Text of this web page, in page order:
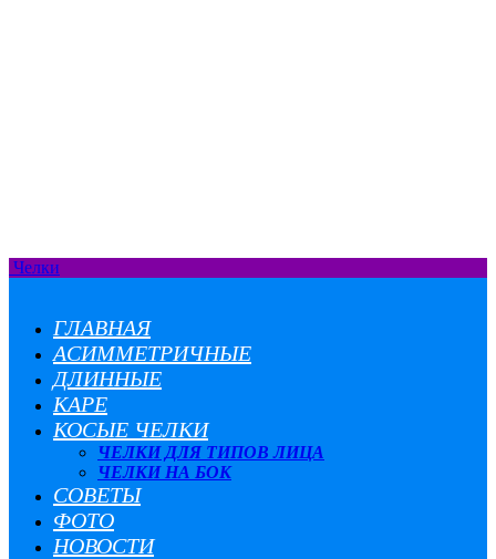
Челки
ГЛАВНАЯ
АСИММЕТРИЧНЫЕ
ДЛИННЫЕ
КАРЕ
КОСЫЕ ЧЕЛКИ
ЧЕЛКИ ДЛЯ ТИПОВ ЛИЦА
ЧЕЛКИ НА БОК
СОВЕТЫ
ФОТО
НОВОСТИ